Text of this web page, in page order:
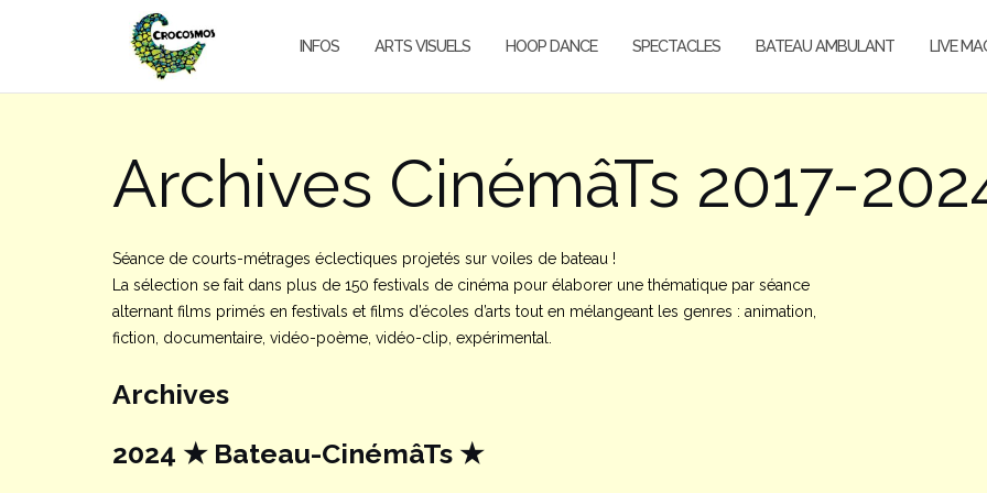
INFOS ARTS VISUELS HOOP DANCE SPECTACLES BATEAU AMBULANT LIVE
Archives CinémâTs 2017-
Séance de courts-métrages éclectiques projetés sur voiles de bateau !
La sélection se fait dans plus de 150 festivals de cinéma pour élaborer une thématique par séance
alternant films primés en festivals et films d’écoles d’arts tout en mélangeant les genres : animation,
fiction, documentaire, vidéo-poème, vidéo-clip, expérimental.
Archives
2024 ★ Bateau-CinémâTs ★